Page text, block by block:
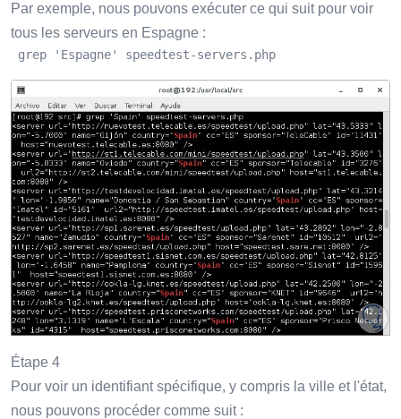
Par exemple, nous pouvons exécuter ce qui suit pour voir
tous les serveurs en Espagne :
grep 'Espagne' speedtest-servers.php
Étape 4
Pour voir un identifiant spécifique, y compris la ville et l'état,
nous pouvons procéder comme suit :